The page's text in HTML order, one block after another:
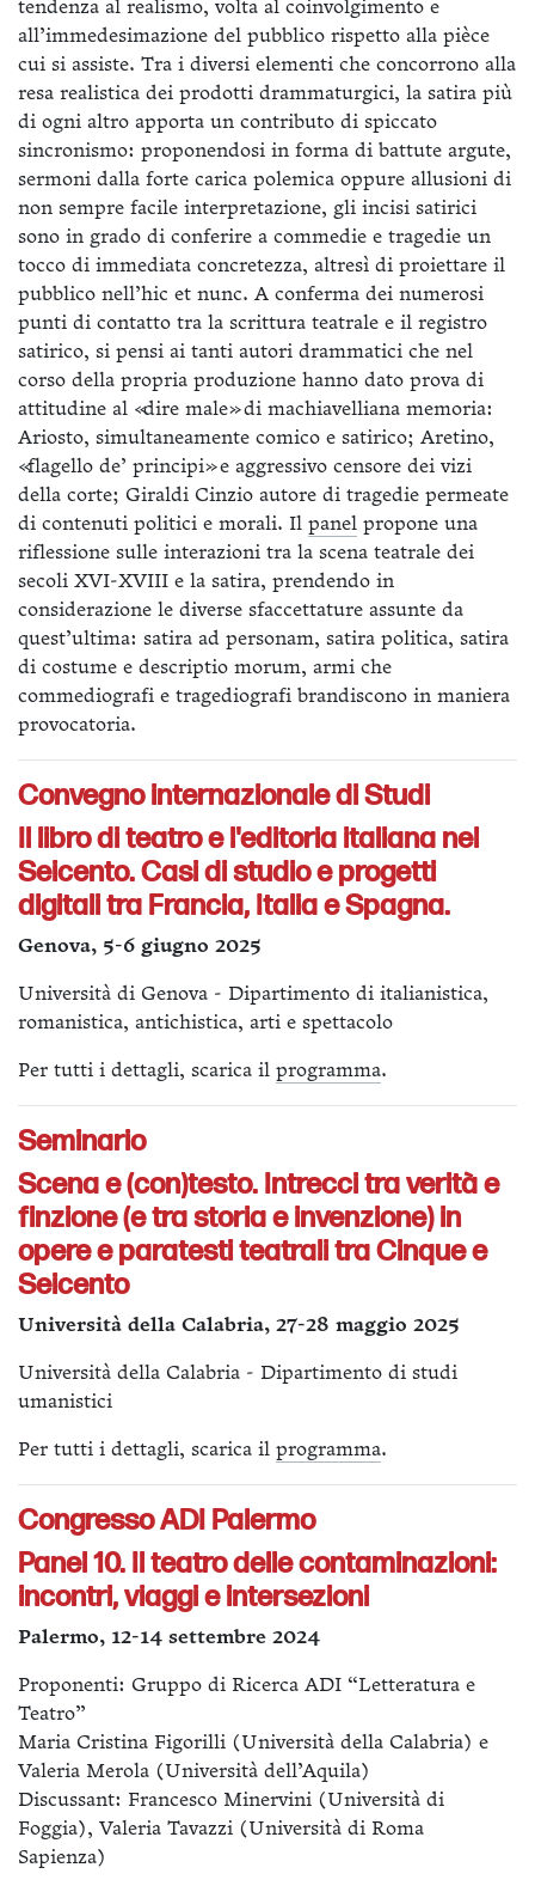
tendenza al realismo, volta al coinvolgimento e
all’immedesimazione del pubblico rispetto alla pièce
cui si assiste. Tra i diversi elementi che concorrono alla
resa realistica dei prodotti drammaturgici, la satira più
di ogni altro apporta un contributo di spiccato
sincronismo: proponendosi in forma di battute argute,
sermoni dalla forte carica polemica oppure allusioni di
non sempre facile interpretazione, gli incisi satirici
sono in grado di conferire a commedie e tragedie un
tocco di immediata concretezza, altresì di proiettare il
pubblico nell’hic et nunc. A conferma dei numerosi
punti di contatto tra la scrittura teatrale e il registro
satirico, si pensi ai tanti autori drammatici che nel
corso della propria produzione hanno dato prova di
attitudine al «dire male» di machiavelliana memoria:
Ariosto, simultaneamente comico e satirico; Aretino,
«flagello de’ principi» e aggressivo censore dei vizi
della corte; Giraldi Cinzio autore di tragedie permeate
di contenuti politici e morali. Il panel propone una
riflessione sulle interazioni tra la scena teatrale dei
secoli XVI-XVIII e la satira, prendendo in
considerazione le diverse sfaccettature assunte da
quest’ultima: satira ad personam, satira politica, satira
di costume e descriptio morum, armi che
commediografi e tragediografi brandiscono in maniera
provocatoria.
Convegno internazionale di Studi
Il libro di teatro e l'editoria italiana nel
Seicento. Casi di studio e progetti
digitali tra Francia, Italia e Spagna.
Genova, 5-6 giugno 2025
Università di Genova - Dipartimento di italianistica,
romanistica, antichistica, arti e spettacolo
Per tutti i dettagli, scarica il programma.
Seminario
Scena e (con)testo. Intrecci tra verità e
finzione (e tra storia e invenzione) in
opere e paratesti teatrali tra Cinque e
Seicento
Università della Calabria, 27-28 maggio 2025
Università della Calabria - Dipartimento di studi
umanistici
Per tutti i dettagli, scarica il programma.
Congresso ADI Palermo
Panel 10. Il teatro delle contaminazioni:
incontri, viaggi e intersezioni
Palermo, 12-14 settembre 2024
Proponenti: Gruppo di Ricerca ADI “Letteratura e
Teatro”
Maria Cristina Figorilli (Università della Calabria) e
Valeria Merola (Università dell’Aquila)
Discussant: Francesco Minervini (Università di
Foggia), Valeria Tavazzi (Università di Roma
Sapienza)